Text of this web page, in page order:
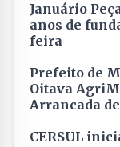
Januário
anos de
feira
Prefeito de
Oitava
Arrancada
CERSUL